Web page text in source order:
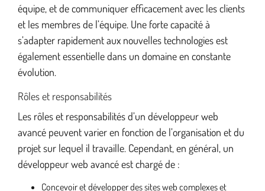
équipe, et de communiquer efficacement avec les clients
et les membres de l’équipe. Une forte capacité à
s’adapter rapidement aux nouvelles technologies est
également essentielle dans un domaine en constante
évolution.
Rôles et responsabilités
Les rôles et responsabilités d’un développeur web
avancé peuvent varier en fonction de l’organisation et du
projet sur lequel il travaille. Cependant, en général, un
développeur web avancé est chargé de :
Concevoir et développer des sites web complexes et